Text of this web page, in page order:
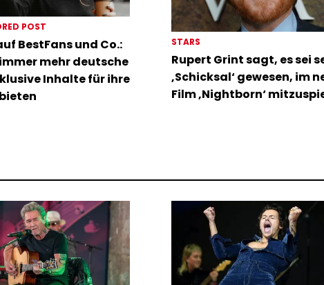
POST
BestFans und Co.:
mehr deutsche
Inhalte für ihre
STARS
Rupert Grint sagt, es sei
‚Schicksal‘ gewesen, im
Film ‚Nightborn‘